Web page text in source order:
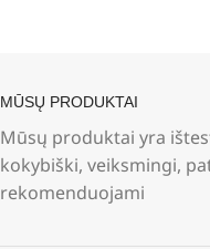
MŪSŲ PRODUKTAI
Mūsų produktai yra
kokybiški, veiksmingi,
rekomenduojami